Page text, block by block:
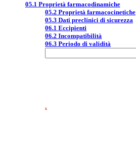
05.1 Proprietà farmacodinamiche
05.2 Proprietà farmacocinetiche
05.3 Dati preclinici di sicurezza
06.1 Eccipienti
06.2 Incompatibilità
06.3 Periodo di validità
.